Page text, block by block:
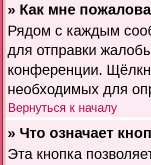
» Как мне
Рядом с каждым
для отправки
конференции.
необходимых для
Вернуться к началу
» Что означает
Эта кнопка